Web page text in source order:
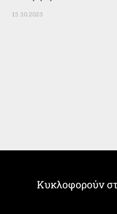
15.10.2023
Κυκλοφορούν